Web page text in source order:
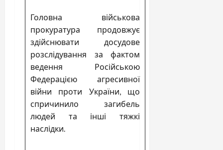
Головна військова
прокуратура продовжує
здійснювати досудове
розслідування за фактом
ведення Російською
Федерацією агресивної
війни проти України, що
спричинило загибель
людей та інші тяжкі
наслідки.